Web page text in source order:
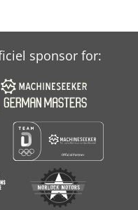
sponsor for: